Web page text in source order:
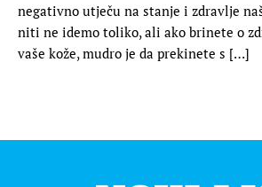
negativno utječu na stanje i zdravlje
niti ne idemo toliko, ali ako brinete o
vaše kože, mudro je da prekinete s […]